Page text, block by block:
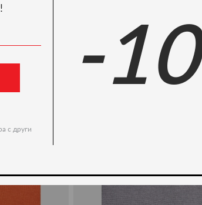
Ние препоръчваме
с други
-